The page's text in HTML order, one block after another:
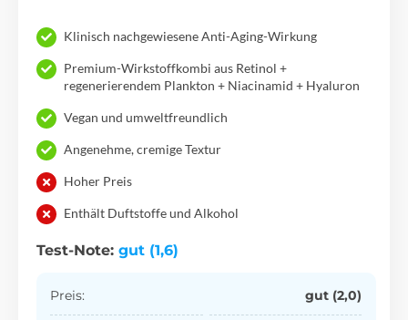
Klinisch nachgewiesene Anti-Aging-Wirkung
Premium-Wirkstoffkombi aus Retinol +
regenerierendem Plankton + Niacinamid + Hyaluron
Vegan und umweltfreundlich
Angenehme, cremige Textur
Hoher Preis
Enthält Duftstoffe und Alkohol
Test-Note: gut (1,6)
Preis: gut (2,0)